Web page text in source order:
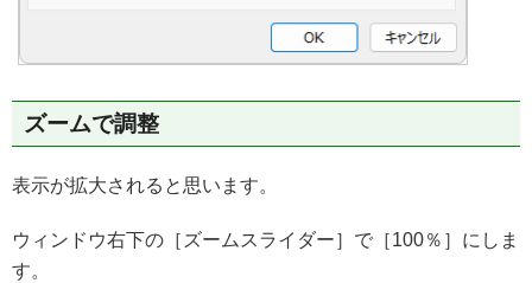
ズームで調整
表示が拡大されると思います。
ウィンドウ右下の［ズームスライダー］で［100％］にしま
す。